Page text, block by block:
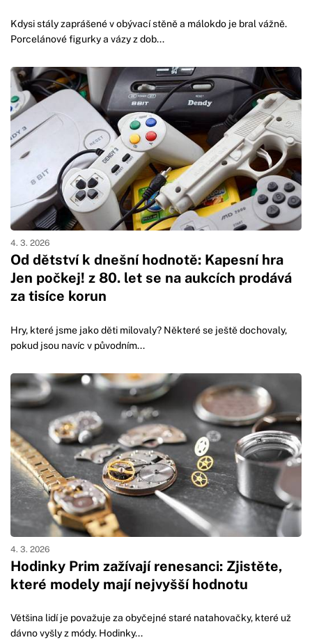
Kdysi stály zaprášené v obývací stěně a málokdo je bral vážně.
Porcelánové figurky a vázy z dob...
Od dětství k dnešní hodnotě: Kapesní hra
Jen počkej! z 80. let se na aukcích prodává
za tisíce korun
4. 3. 2026
Hry, které jsme jako děti milovaly? Některé se ještě dochovaly,
pokud jsou navíc v původním...
Hodinky Prim zažívají renesanci: Zjistěte,
které modely mají nejvyšší hodnotu
4. 3. 2026
Většina lidí je považuje za obyčejné staré natahovačky, které už
dávno vyšly z módy. Hodinky...